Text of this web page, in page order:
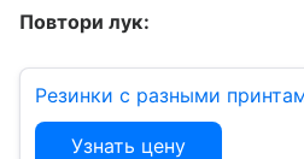
Повтори лук:
Резинки с разными
Узнать цену